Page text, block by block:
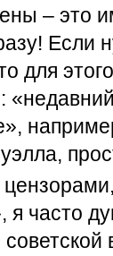
– это
Если
для
я часто